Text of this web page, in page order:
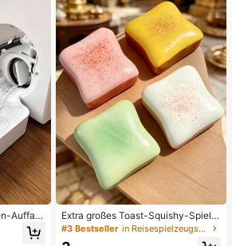
Auffan
Extra großes Toast-Squishy-Spielz
eug, superweiches Buttertoast-Stre
ssabbau-Drückspielzeug, erhältlich
#3 Bestseller in Reisespielzeugset Quetschspielzeug für Teenager